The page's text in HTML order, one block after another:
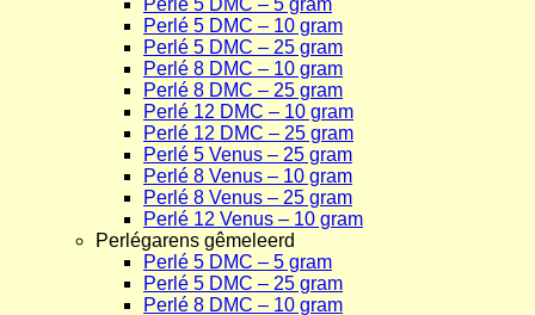
Perlé 5 DMC – 5 gram
Perlé 5 DMC – 10 gram
Perlé 5 DMC – 25 gram
Perlé 8 DMC – 10 gram
Perlé 8 DMC – 25 gram
Perlé 12 DMC – 10 gram
Perlé 12 DMC – 25 gram
Perlé 5 Venus – 25 gram
Perlé 8 Venus – 10 gram
Perlé 8 Venus – 25 gram
Perlé 12 Venus – 10 gram
Perlégarens gêmeleerd
Perlé 5 DMC – 5 gram
Perlé 5 DMC – 25 gram
Perlé 8 DMC – 10 gram